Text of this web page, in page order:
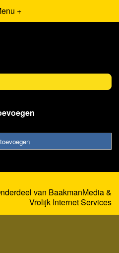
+
van BaakmanMedia&
Vrolijk Internet Services